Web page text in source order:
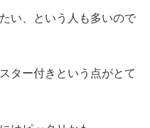
い、という人も多いので
ター付きという点がとて